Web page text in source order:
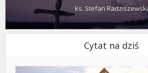
ks. Stefan Radziszewski
Cytat na dziś